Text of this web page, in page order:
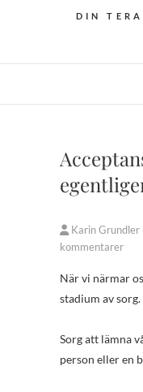
DIN
Karin Grundler
kommentarer
När vi närmar
stadium av sorg.
Sorg att lämna
person eller en